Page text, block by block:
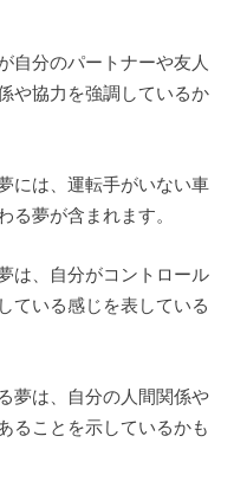
自分のパートナーや友人
や協力を強調しているか
には、運転手がいない車
る夢が含まれます。
は、自分がコントロール
ている感じを表している
夢は、自分の人間関係や
ることを示しているかも